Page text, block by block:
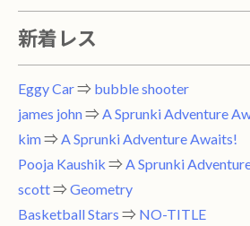
新着レス
Eggy Car⇒ bubble shooter
james john⇒ A Sprunki Adventure
kim⇒ A Sprunki Adventure Awaits!
Pooja Kaushik ⇒ A Sprunki
scott⇒ Geometry
Basketball Stars ⇒ NO-TITLE